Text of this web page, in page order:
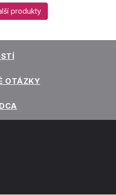
produkty
OTÁZKY